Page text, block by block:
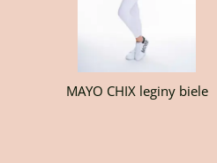
MAYO CHIX leginy biele